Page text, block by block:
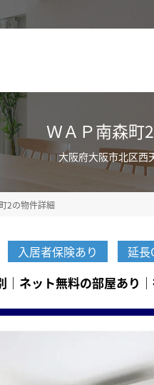
ＷＡＰ南森町
大阪府大阪市北区西
2の物件詳細
入居者保険あり 延長
ネット無料の部屋あり｜